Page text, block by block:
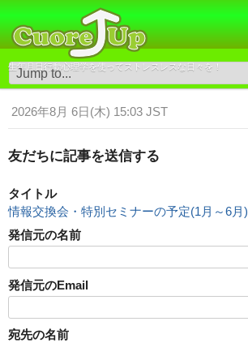
生年月日行動心理学を使ってストレスレスな日々を！
2026年8月 6日(木) 15:03 JST
友だちに記事を送信する
タイトル
情報交換会・特別セミナーの予定(1月～6月)
発信元の名前
発信元のEmail
宛先の名前